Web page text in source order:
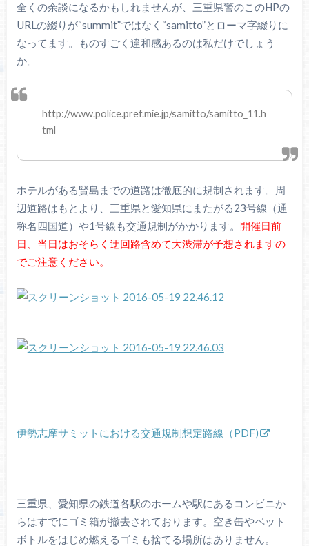
全くの余談になるかもしれませんが、三重県警のこのHPの
URLの綴りが“summit”ではなく“samitto”とローマ字綴りに
なってます。ものすごく違和感あるのは私だけでしょう
か。
http://www.police.pref.mie.jp/samitto/samitto_11.h
tml
ホテルがある賢島までの道路は徹底的に規制されます。周
辺道路はもとより、三重県と愛知県にまたがる23号線（通
称名四国道）や1号線も交通規制がかかります。 開催日前
日、当日はおそらく迂回路含めて大渋滞が予想されますの
でご注意ください。
伊勢志摩サミットにおける交通規制想定路線（PDF)
三重県、愛知県の鉄道各駅のホームや駅にあるコンビニか
らはすでにゴミ箱が撤去されております。空き缶やペット
ボトルをはじめ燃えるゴミも捨てる場所はありません。